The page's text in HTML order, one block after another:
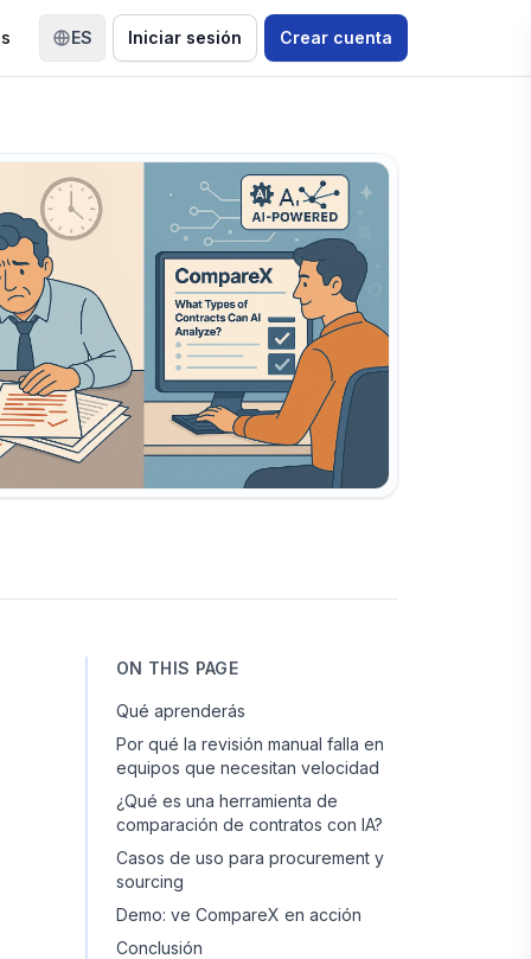
ES
Cambiar idiomaIniciar sesión Crear cuenta
ON THIS PAGE
Qué aprenderás
Por qué la revisión manual falla en
equipos que necesitan velocidad
¿Qué es una herramienta de
comparación de contratos con IA?
Casos de uso para procurement y
sourcing
Demo: ve CompareX en acción
Conclusión